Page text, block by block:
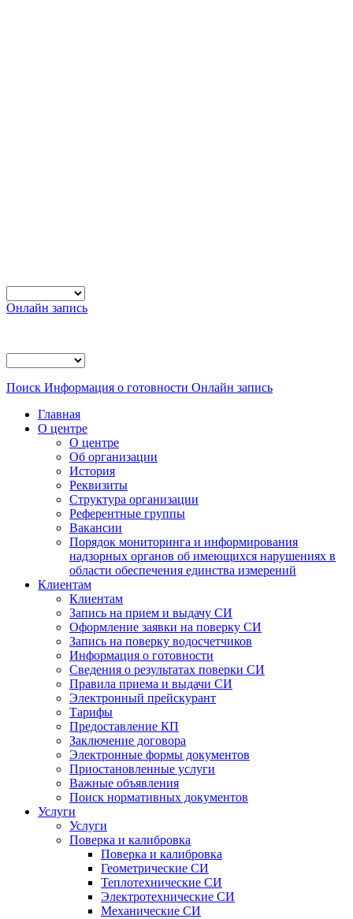
Онлайн запись
Поиск Информация о готовности Онлайн запись
Главная
О центре
О центре
Об организации
История
Реквизиты
Структура организации
Референтные группы
Вакансии
Порядок мониторинга и информирования
надзорных органов об имеющихся нарушениях в
области обеспечения единства измерений
Клиентам
Клиентам
Запись на прием и выдачу СИ
Оформление заявки на поверку СИ
Запись на поверку водосчетчиков
Информация о готовности
Сведения о результатах поверки СИ
Правила приема и выдачи СИ
Электронный прейскурант
Тарифы
Предоставление КП
Заключение договора
Электронные формы документов
Приостановленные услуги
Важные объявления
Поиск нормативных документов
Услуги
Услуги
Поверка и калибровка
Поверка и калибровка
Геометрические СИ
Теплотехнические СИ
Электротехнические СИ
Механические СИ